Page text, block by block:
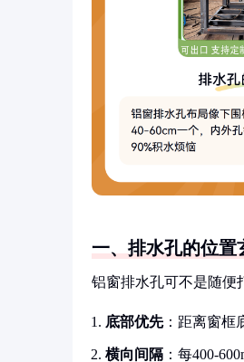
一、排水孔的位置
铝窗排水孔可不是随便
底部优先：距离窗框
横向间隔 ：每400-